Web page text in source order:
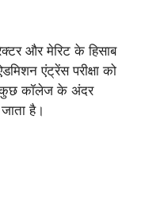
और मेरिट के हिसाब
एंट्रेंस परीक्षा को
कुछ कॉलेज के अंदर
है।